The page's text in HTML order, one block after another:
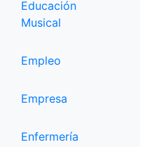
Educación
Musical
Empleo
Empresa
Enfermería